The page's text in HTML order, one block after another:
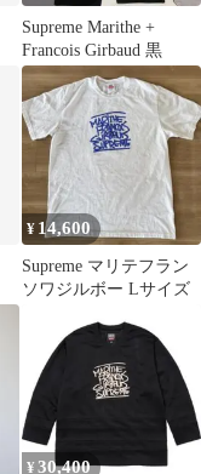
Supreme Marithe +
Francois Girbaud 黒
¥ 14,600
Supreme マリテフラン
ソワジルボー Lサイズ
¥ 30,400